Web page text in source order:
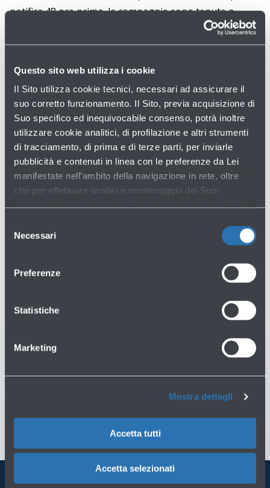
Questo sito web utilizza i cookie
Il Sito utilizza cookie tecnici, necessari ad assicurare il
suo corretto funzionamento. Il Sito, previa acquisizione di
Suo specifico ed inequivocabile consenso, potrà inoltre
utilizzare cookie analitici, di profilazione e altri strumenti
di tracciamento, di prima e di terze parti, per inviarle
pubblicità e contenuti in linea con le preferenze da Lei
manifestate nell’ambito della navigazione in rete, oltre
che per effettuare analisi e monitoraggio dei Suoi
tracciamento in funzione sul Sito, La preghiamo di
delNecessari
Preferenze
Statistiche
Marketing
Mostra dettagli
Accetta tutti
Accetta selezionati
notifica 48 ore prima, le compagnie sono tenute a
trasportare equipaggiamenti medici e 2 supporti di
mobilità, quali sedie a rotelle o grucce, senza costi
Gli Standard di Qualità del Servizio dedicato ai
passeggeri Disabili o a Ridotta Mobilità
(PRM)
Hai bisogno di aiuto?
Consulta tutte le domande frequenti
Ti potrebbero servire
Assistenza clienti→